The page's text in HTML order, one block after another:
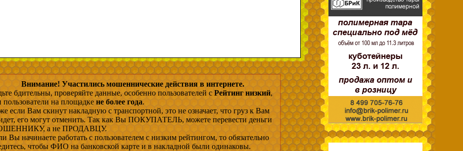
Внимание! Участились мошеннические действия в интернете.
бдительны, проверяйте данные, особенно пользователей с Рейтинг низкий,
пользователи на площадке не более года.
если Вам скинут накладную с транспортной, это не означает, что груз к Вам
его могут отменить. Так как Вы ПОКУПАТЕЛЬ, можете перевести деньги
а не ПРОДАВЦУ.
Вы начинаете работать с пользователем с низким рейтингом, то обязательно
чтобы ФИО на банковской карте и в накладной были одинаковы.